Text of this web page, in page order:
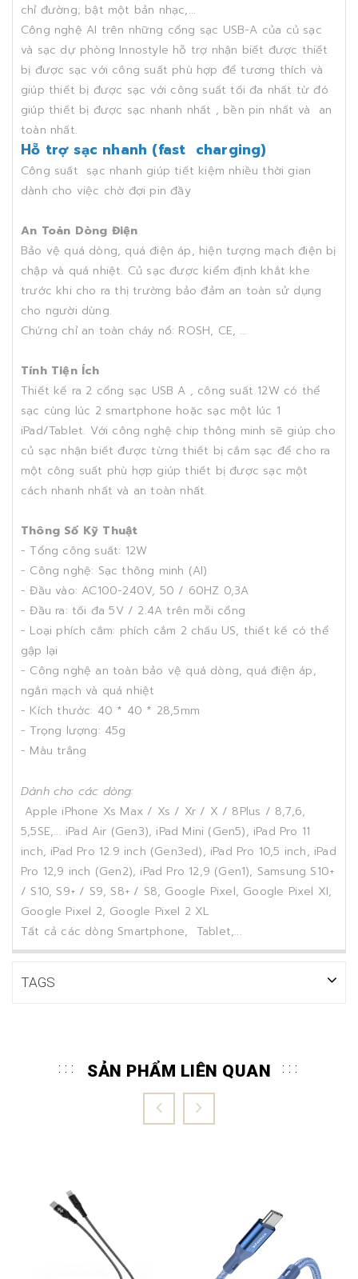
chỉ đường; bật một bản nhạc,...
Công nghệ AI trên những cổng sạc USB-A của củ sạc
và sạc dự phòng Innostyle hỗ trợ nhận biết được thiết
bị được sạc với công suất phù hợp để tương thích và
giúp thiết bị được sạc với công suất tối đa nhất từ đó
giúp thiết bị được sạc nhanh nhất , bền pin nhất và an
toàn nhất.
Hỗ trợ sạc nhanh (fast charging)
Công suất sạc nhanh giúp tiết kiệm nhiều thời gian
dành cho việc chờ đợi pin đầy
An Toàn Dòng Điện
Bảo vệ quá dòng, quá điện áp, hiện tượng mạch điện bị
chập và quá nhiệt. Củ sạc được kiểm định khắt khe
trước khi cho ra thị trường bảo đảm an toàn sử dụng
cho người dùng.
Chứng chỉ an toàn cháy nổ: ROSH, CE, …
Tính Tiện Ích
Thiết kế ra 2 cổng sạc USB A , công suất 12W có thể
sạc cùng lúc 2 smartphone hoặc sạc một lúc 1
iPad/Tablet. Với công nghệ chip thông minh sẽ giúp cho
củ sạc nhận biết được từng thiết bị cắm sạc để cho ra
một công suất phù hợp giúp thiết bị được sạc một
cách nhanh nhất và an toàn nhất.
Thông Số Kỹ Thuật
- Tổng công suất: 12W
- Công nghệ: Sạc thông minh (AI)
- Đầu vào: AC100-240V, 50 / 60HZ 0,3A
- Đầu ra: tối đa 5V / 2.4A trên mỗi cổng
- Loại phích cắm: phích cắm 2 chấu US, thiết kế có thể
gập lại
- Công nghệ an toàn bảo vệ quá dòng, quá điện áp,
ngắn mạch và quá nhiệt
- Kích thước: 40 * 40 * 28,5mm
- Trọng lượng: 45g
- Màu trắng
Dành cho các dòng:
Apple iPhone Xs Max / Xs / Xr / X / 8Plus / 8,7,6,
5,5SE,... iPad Air (Gen3), iPad Mini (Gen5), iPad Pro 11
inch, iPad Pro 12.9 inch (Gen3ed), iPad Pro 10,5 inch, iPad
Pro 12,9 inch (Gen2), iPad Pro 12,9 (Gen1), Samsung S10+
/ S10, S9+ / S9, S8+ / S8, Google Pixel, Google Pixel XI,
Google Pixel 2, Google Pixel 2 XL
Tất cả các dòng Smartphone, Tablet,...
TAGS
SẢN PHẨM LIÊN QUAN